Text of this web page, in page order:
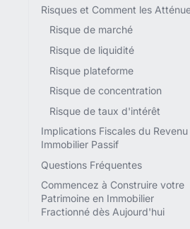
Risques et Comment les
Risque de marché
Risque de liquidité
Risque plateforme
Risque de concentration
Risque de taux d'intérêt
Implications Fiscales du Revenu
Immobilier Passif
Questions Fréquentes
Commencez à Construire votre
Patrimoine en Immobilier
Fractionné dès Aujourd'hui